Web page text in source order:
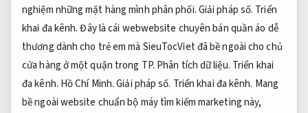
nghiệm những mặt hàng mình phân phối.Giải pháp số. Triển
khai đa kênh.Đây là cái webwebsite chuyên bán quần áo dễ
thương dành cho trẻ em mà SieuTocViet đã bề ngoài cho chủ
cửa hàng ở một quận trong TP. Phân tích dữ liệu. Triển khai
đa kênh. Hồ Chí Minh.Giải pháp số. Triển khai đa kênh. Mang
bề ngoài website chuẩn bộ máy tìm kiếm marketing này,